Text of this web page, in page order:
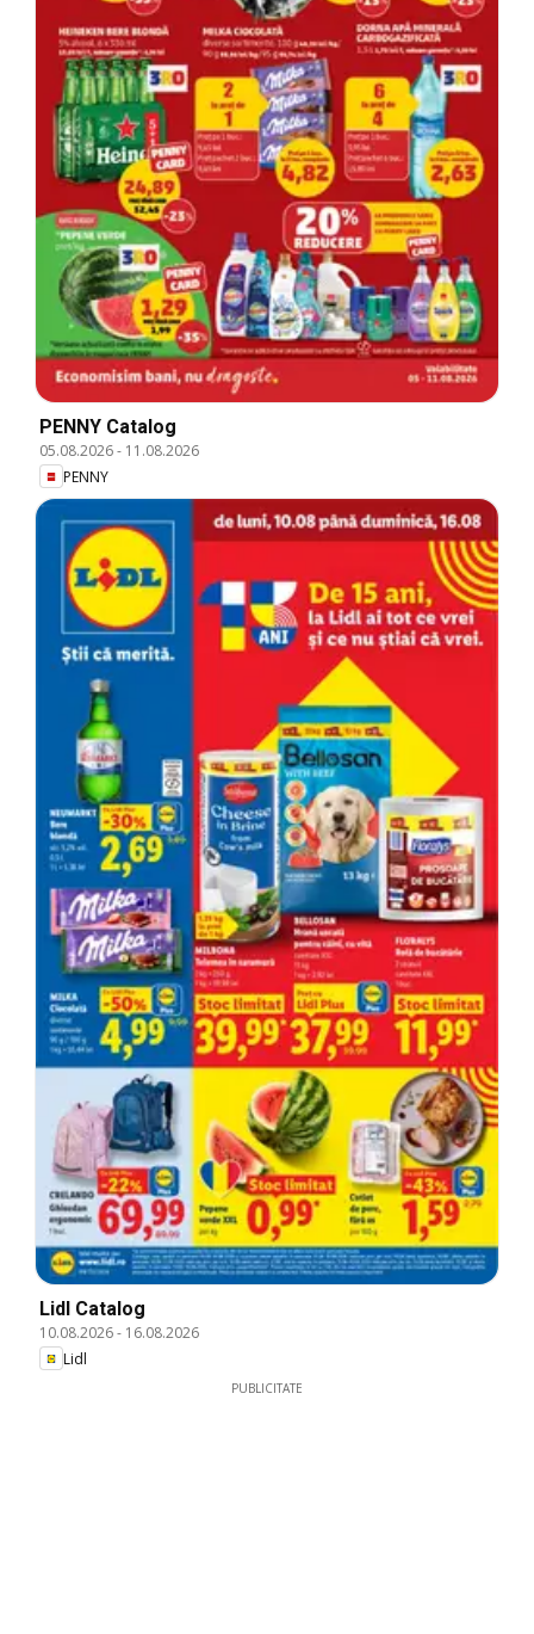
PENNY Catalog
05.08.2026- 11.08.2026
PENNY
Lidl Catalog
10.08.2026- 16.08.2026
Lidl
PUBLICITATE